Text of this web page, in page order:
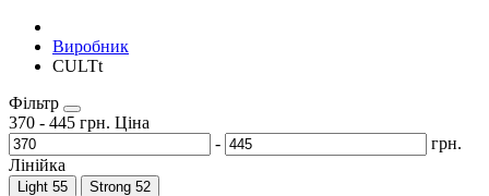
Виробник
CULTt
Фільтр
370 - 445 грн. Ціна
-
грн.
Лінійка
Light 55 Strong 52